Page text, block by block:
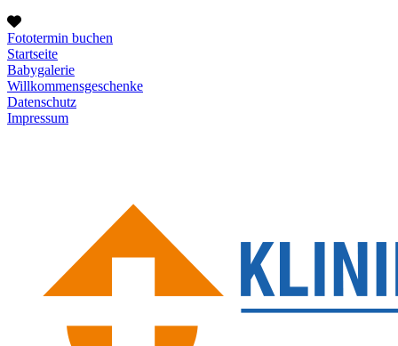
Fototermin buchen
Startseite
Babygalerie
Willkommensgeschenke
Datenschutz
Impressum